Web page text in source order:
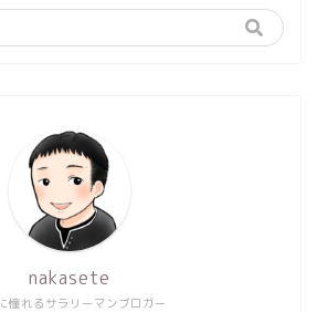
憧れるサラリーマンブロガー
nakasete